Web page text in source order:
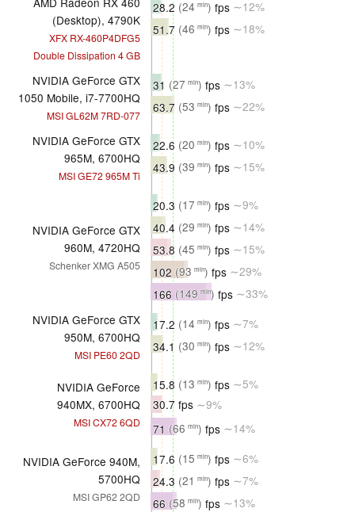
(Desktop), 4790K
XFX RX-460P4DFG5
Double Dissipation 4 GB
28.2 (24 min) fps ∼12%
51.7 (46 min) fps ∼18%
NVIDIA GeForce GTX
1050 Mobile, i7-7700HQ
MSI GL62M 7RD-077
31 (27 min) fps ∼13%
63.7 (53 min) fps ∼22%
NVIDIA GeForce GTX
965M, 6700HQ
MSI GE72 965M Ti
22.6 (20 min) fps ∼10%
43.9 (39 min) fps ∼15%
NVIDIA GeForce GTX
960M, 4720HQ
Schenker XMG A505
20.3 (17 min) fps ∼9%
40.4 (29 min) fps ∼14%
53.8 (45 min) fps ∼15%
102 (93 min) fps ∼29%
166 (149 min) fps ∼33%
NVIDIA GeForce GTX
950M, 6700HQ
MSI PE60 2QD
17.2 (14 min) fps ∼7%
34.1 (30 min) fps ∼12%
NVIDIA GeForce
940MX, 6700HQ
MSI CX72 6QD
15.8 (13 min) fps ∼5%
30.7 fps ∼9%
71 (66 min) fps ∼14%
NVIDIA GeForce 940M,
5700HQ
MSI GP62 2QD
17.6 (15 min) fps ∼6%
24.3 (21 min) fps ∼7%
66 (58 min) fps ∼13%